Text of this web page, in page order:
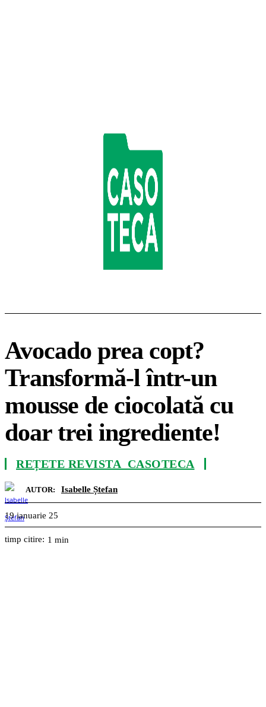
Avocado prea copt?
Transformă-l într-un
mousse de ciocolată cu
doar trei ingrediente!
REȚETE REVISTA_CASOTECA
AUTOR: Isabelle Ștefan
19 ianuarie 25
timp citire: 1 min